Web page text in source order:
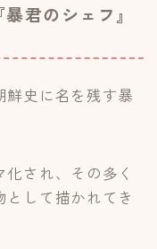
君のシェフ』
鮮史に名を残す暴
され、その多く
して描かれてき